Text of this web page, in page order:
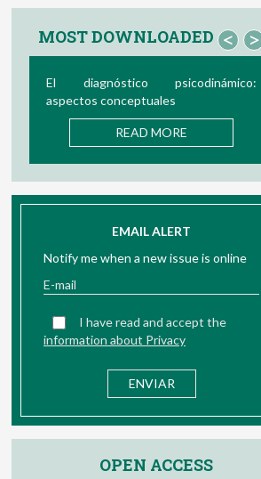
MOST DOWNLOADED < >
El diagnóstico psicodinámico:
aspectos conceptuales
READ MORE
EMAIL ALERT
Notify me when a new issue is online
I have read and accept the
information about Privacy
OPEN ACCESS